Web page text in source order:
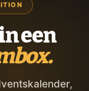
een